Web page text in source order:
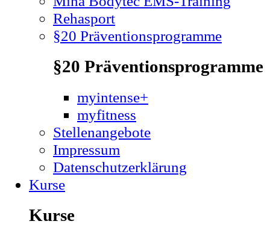
Rehasport
§20 Präventionsprogramme
§20 Präventionsprogramme
myintense+
myfitness
Stellenangebote
Impressum
Datenschutzerklärung
Kurse
Kurse